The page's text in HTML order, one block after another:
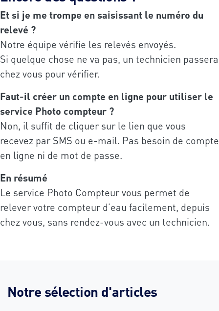
Et si je me trompe en saisissant le numéro du
relevé ?
Notre équipe vérifie les relevés envoyés.
Si quelque chose ne va pas, un technicien passera
chez vous pour vérifier.
Faut-il créer un compte en ligne pour utiliser le
service Photo compteur ?
Non, il suffit de cliquer sur le lien que vous
recevez par SMS ou e-mail. Pas besoin de compte
en ligne ni de mot de passe.
En résumé
Le service Photo Compteur vous permet de
relever votre compteur d’eau facilement, depuis
chez vous, sans rendez-vous avec un technicien.
Notre sélection d'articles